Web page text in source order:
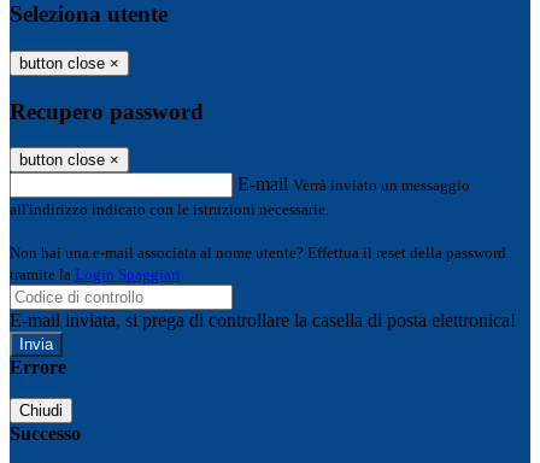
Seleziona utente
button close ×
Recupero password
button close ×
E-mail Verrà inviato un messaggio
all'indirizzo indicato con le istruzioni necessarie.
Non hai una e-mail associata al nome utente? Effettua il reset della password
tramite la Login Spaggiari
E-mail inviata, si prega di controllare la casella di posta elettronica!
Errore
Chiudi
Successo